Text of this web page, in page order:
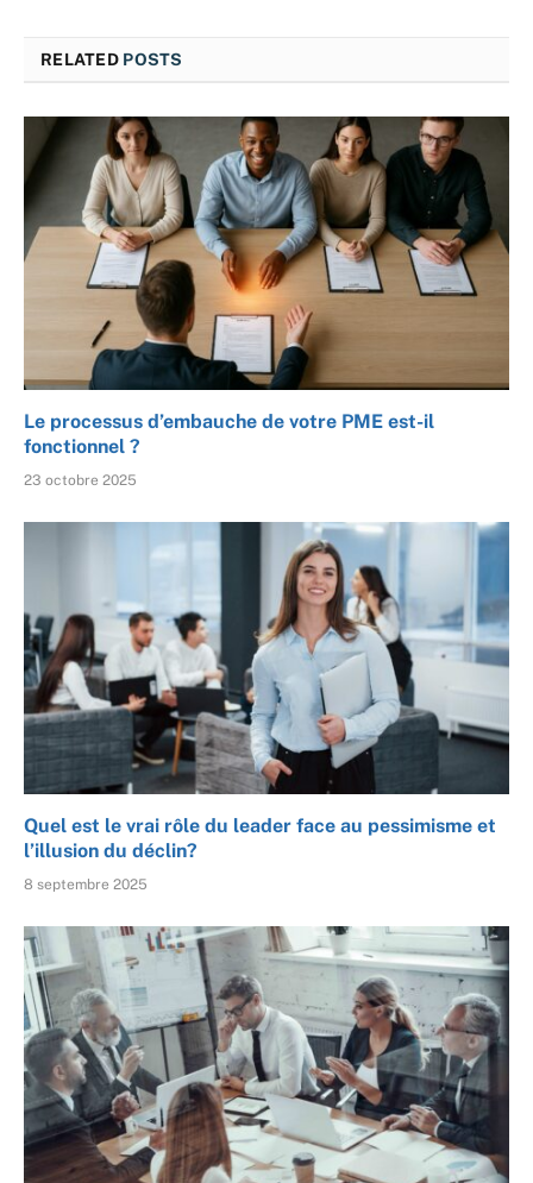
RELATED POSTS
Le processus d’embauche de votre PME est-il
fonctionnel ?
23 octobre 2025
Quel est le vrai rôle du leader face au pessimisme et
l’illusion du déclin?
8 septembre 2025